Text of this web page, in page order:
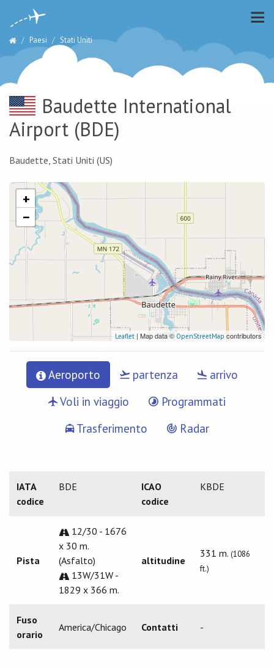
Paesi Stati Uniti
Baudette International
Airport (BDE)
Baudette, Stati Uniti (US)
+
−
Leaflet | Map data ©OpenStreetMap contributors
Aeroporto partenza
arrivo
Voli in viaggio
Programmati
Trasferimento
Radar
IATA
codice
BDE
ICAO
codice
KBDE
Pista
12/30 - 1676
x 30 m.
(Asfalto)
13W/31W -
1829 x 366 m.
altitudine
331 m. (1086
ft.)
Fuso
orario
America/Chicago Contatti -